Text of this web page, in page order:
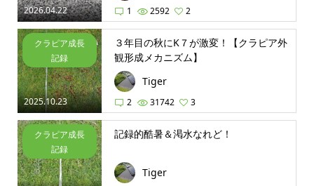
2026.04.22 1 2592 2
2025.10.23
クラピア成長
記録
３年目の秋にK７が激変！【クラピア外
観形成メカニズム】
Tiger
2 31742 3
クラピア成長
記録
記録的酷暑＆渇水なれど！
Tiger